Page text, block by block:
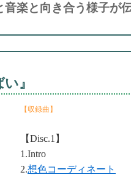
楽と向き合う様子が
』
【収録曲】
【Disc.1】
1.Intro
2.想色コーディネート